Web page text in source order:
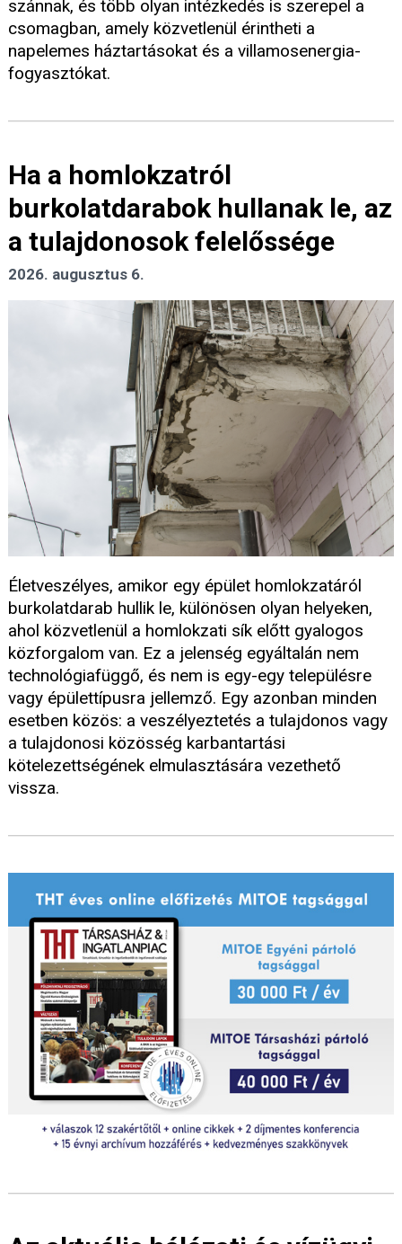
szánnak, és több olyan intézkedés is szerepel a
csomagban, amely közvetlenül érintheti a
napelemes háztartásokat és a villamosenergia-
fogyasztókat.
Ha a homlokzatról
burkolatdarabok hullanak le, az
a tulajdonosok felelőssége
2026. augusztus 6.
Életveszélyes, amikor egy épület homlokzatáról
burkolatdarab hullik le, különösen olyan helyeken,
ahol közvetlenül a homlokzati sík előtt gyalogos
közforgalom van. Ez a jelenség egyáltalán nem
technológiafüggő, és nem is egy-egy településre
vagy épülettípusra jellemző. Egy azonban minden
esetben közös: a veszélyeztetés a tulajdonos vagy
a tulajdonosi közösség karbantartási
kötelezettségének elmulasztására vezethető
vissza.